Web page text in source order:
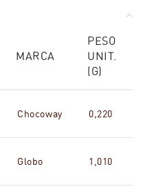
MARCA
PESO
UNIT.
(G)
Chocoway 0,220
Globo 1,010